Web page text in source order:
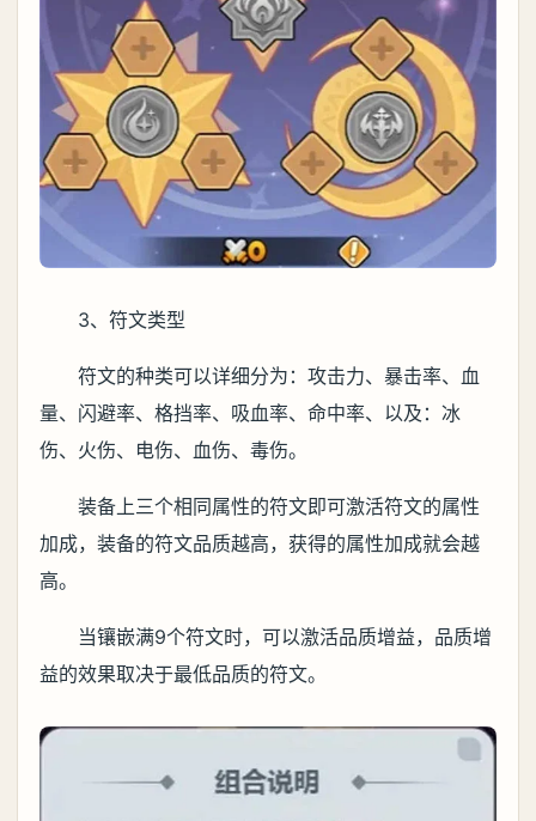
3、符文类型
符文的种类可以详细分为：攻击力、暴击率、血
量、闪避率、格挡率、吸血率、命中率、以及：冰
伤、火伤、电伤、血伤、毒伤。
装备上三个相同属性的符文即可激活符文的属性
加成，装备的符文品质越高，获得的属性加成就会越
高。
当镶嵌满9个符文时，可以激活品质增益，品质增
益的效果取决于最低品质的符文。